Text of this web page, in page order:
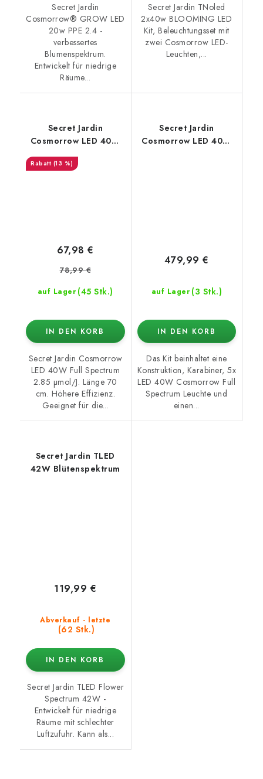
Secret Jardin
Cosmorrow® GROW LED
20w PPE 2.4 -
verbessertes
Blumenspektrum.
Entwickelt für niedrige
Räume...
Secret Jardin TNoled
2x40w BLOOMING LED
Kit, Beleuchtungsset mit
zwei Cosmorrow LED-
Leuchten,...
Secret Jardin
Cosmorrow LED 40W
µmol/J
(13 %)
auf Lager (45 Stk.)
67,98 €
78,99 €
IN DEN KORB
Secret Jardin Cosmorrow
LED 40W Full Spectrum
2.85 µmol/J. Länge 70
cm. Höhere Effizienz.
Geeignet für die...
Secret Jardin
Cosmorrow LED 40W
auf Lager (3 Stk.)
479,99 €
IN DEN KORB
Das Kit beinhaltet eine
Konstruktion, Karabiner, 5x
LED 40W Cosmorrow Full
Spectrum Leuchte und
einen...
Secret Jardin TLED
42W Blütenspektrum
Abverkauf - letzte
(62 Stk.)
119,99 €
IN DEN KORB
Secret Jardin TLED Flower
Spectrum 42W -
Entwickelt für niedrige
Räume mit schlechter
Luftzufuhr. Kann als...